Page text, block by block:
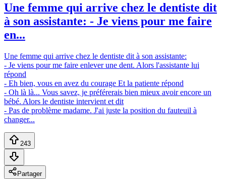
Une femme qui arrive chez le dentiste dit
à son assistante: - Je viens pour me faire
en...
Une femme qui arrive chez le dentiste dit à son assistante:
- Je viens pour me faire enlever une dent. Alors l'assistante lui
répond
- Eh bien, vous en avez du courage Et la patiente répond
- Oh là là... Vous savez, je préférerais bien mieux avoir encore un
bébé. Alors le dentiste intervient et dit
- Pas de problème madame. J'ai juste la position du fauteuil à
changer...
243
Partager